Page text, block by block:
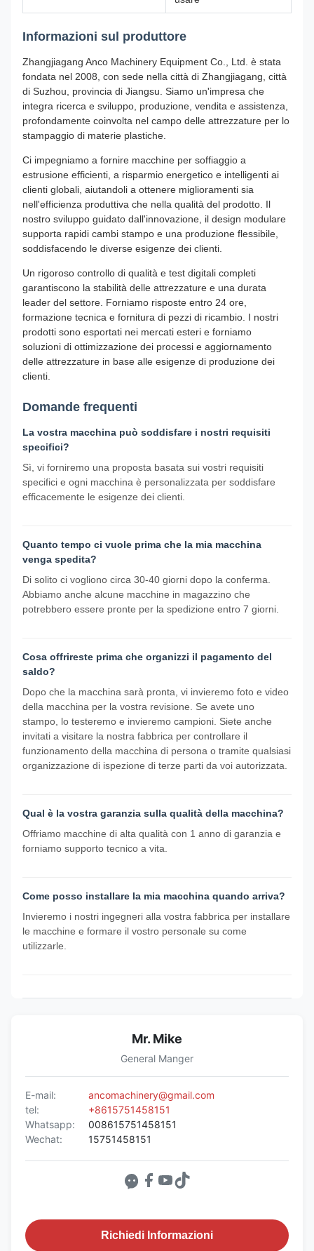
Informazioni sul produttore
Zhangjiagang Anco Machinery Equipment Co., Ltd. è stata
fondata nel 2008, con sede nella città di Zhangjiagang, città
di Suzhou, provincia di Jiangsu. Siamo un'impresa che
integra ricerca e sviluppo, produzione, vendita e assistenza,
profondamente coinvolta nel campo delle attrezzature per lo
stampaggio di materie plastiche.
Ci impegniamo a fornire macchine per soffiaggio a
estrusione efficienti, a risparmio energetico e intelligenti ai
clienti globali, aiutandoli a ottenere miglioramenti sia
nell'efficienza produttiva che nella qualità del prodotto. Il
nostro sviluppo guidato dall'innovazione, il design modulare
supporta rapidi cambi stampo e una produzione flessibile,
soddisfacendo le diverse esigenze dei clienti.
Un rigoroso controllo di qualità e test digitali completi
garantiscono la stabilità delle attrezzature e una durata
leader del settore. Forniamo risposte entro 24 ore,
formazione tecnica e fornitura di pezzi di ricambio. I nostri
prodotti sono esportati nei mercati esteri e forniamo
soluzioni di ottimizzazione dei processi e aggiornamento
delle attrezzature in base alle esigenze di produzione dei
clienti.
Domande frequenti
La vostra macchina può soddisfare i nostri requisiti
specifici?
Sì, vi forniremo una proposta basata sui vostri requisiti
specifici e ogni macchina è personalizzata per soddisfare
efficacemente le esigenze dei clienti.
Quanto tempo ci vuole prima che la mia macchina
venga spedita?
Di solito ci vogliono circa 30-40 giorni dopo la conferma.
Abbiamo anche alcune macchine in magazzino che
potrebbero essere pronte per la spedizione entro 7 giorni.
Cosa offrireste prima che organizzi il pagamento del
saldo?
Dopo che la macchina sarà pronta, vi invieremo foto e video
della macchina per la vostra revisione. Se avete uno
stampo, lo testeremo e invieremo campioni. Siete anche
invitati a visitare la nostra fabbrica per controllare il
funzionamento della macchina di persona o tramite qualsiasi
organizzazione di ispezione di terze parti da voi autorizzata.
Qual è la vostra garanzia sulla qualità della macchina?
Offriamo macchine di alta qualità con 1 anno di garanzia e
forniamo supporto tecnico a vita.
Come posso installare la mia macchina quando arriva?
Invieremo i nostri ingegneri alla vostra fabbrica per installare
le macchine e formare il vostro personale su come
utilizzarle.
Mr. Mike
General Manger
E-mail:
ancomachinery@gmail.com
tel:
+8615751458151
Whatsapp:
008615751458151
Wechat:
15751458151
Richiedi Informazioni